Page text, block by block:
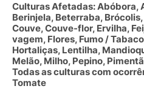
Culturas Afetadas: Abóbora,
Berinjela, Beterraba,
Couve, Couve-flor, Ervilha,
vagem, Flores, Fumo /
Hortaliças, Lentilha,
Melão, Milho, Pepino,
Todas as culturas com
Tomate